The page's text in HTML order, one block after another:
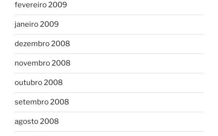
fevereiro 2009
janeiro 2009
dezembro 2008
novembro 2008
outubro 2008
setembro 2008
agosto 2008